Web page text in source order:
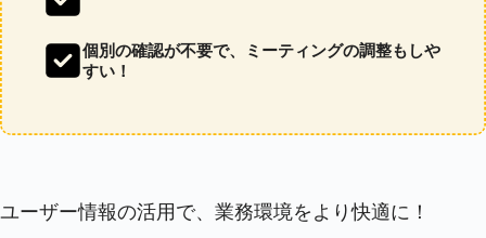
個別の確認が不要で、ミーティングの調整もしや
すい！
ユーザー情報の活用で、業務環境をより快適に！